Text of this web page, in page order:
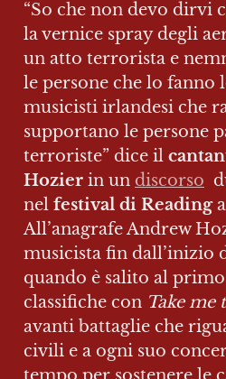
“So che non devo dirvi
la vernice spray degli
un atto terrorista e
le persone che lo fanno
musicisti irlandesi che
supportano le persone
terroriste” dice il
Hozier in un discorso
nel festival di Reading
All’anagrafe Andrew
musicista fin dall’inizio
quando è salito al
classifiche con Take me
avanti battaglie che
civili e a ogni suo
tempo per sostenere le